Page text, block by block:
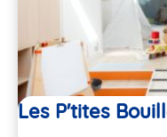
Les P'tites